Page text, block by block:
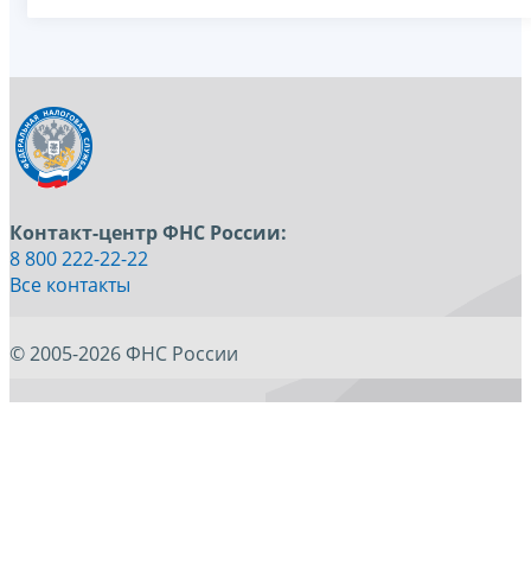
Контакт-центр ФНС России:
8 800 222-22-22
Все контакты
© 2005-2026 ФНС России